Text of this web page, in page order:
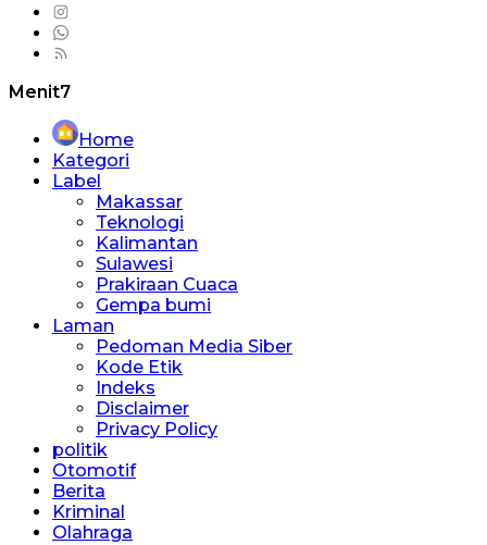
Menit7
Home
Kategori
Label
Makassar
Teknologi
Kalimantan
Sulawesi
Prakiraan Cuaca
Gempa bumi
Laman
Pedoman Media Siber
Kode Etik
Indeks
Disclaimer
Privacy Policy
politik
Otomotif
Berita
Kriminal
Olahraga